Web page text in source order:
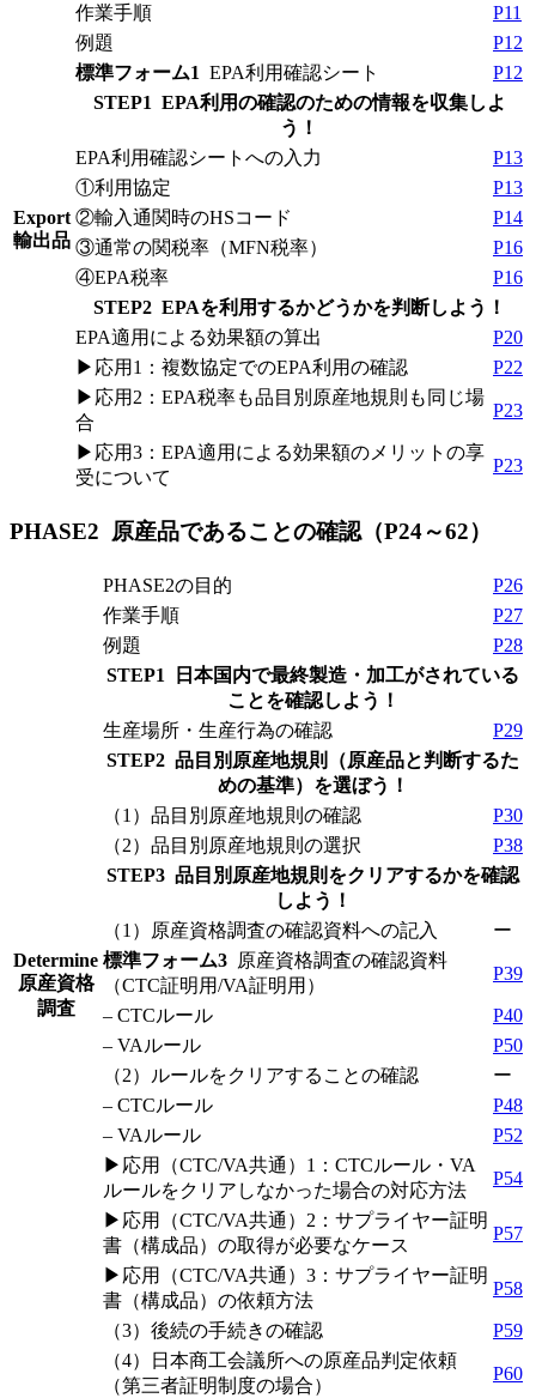
Export
輸出品
作業手順
P11
例題
P12
標準フォーム1 EPA利用確認シート
P12
STEP1 EPA利用の確認のための情報を収集しよ
う！
EPA利用確認シートへの入力
P13
①利用協定
P13
②輸入通関時のHSコード
P14
③通常の関税率（MFN税率）
P16
④EPA税率
P16
STEP2 EPAを利用するかどうかを判断しよう！
EPA適用による効果額の算出
P20
▶応用1：複数協定でのEPA利用の確認
P22
▶応用2：EPA税率も品目別原産地規則も同じ場
合
P23
▶応用3：EPA適用による効果額のメリットの享
受について
P23
PHASE2 原産品であることの確認（P24～62）
Determine
原産資格
調査
PHASE2の目的
P26
作業手順
P27
例題
P28
STEP1 日本国内で最終製造・加工がされている
ことを確認しよう！
生産場所・生産行為の確認
P29
STEP2 品目別原産地規則（原産品と判断するた
めの基準）を選ぼう！
（1）品目別原産地規則の確認
P30
（2）品目別原産地規則の選択
P38
STEP3 品目別原産地規則をクリアするかを確認
しよう！
（1）原産資格調査の確認資料への記入
ー
標準フォーム3 原産資格調査の確認資料
（CTC証明用/VA証明用）
P39
– CTCルール
P40
– VAルール
P50
（2）ルールをクリアすることの確認
ー
– CTCルール
P48
– VAルール
P52
▶応用（CTC/VA共通）1：CTCルール・VA
ルールをクリアしなかった場合の対応方法
P54
▶応用（CTC/VA共通）2：サプライヤー証明
書（構成品）の取得が必要なケース
P57
▶応用（CTC/VA共通）3：サプライヤー証明
書（構成品）の依頼方法
P58
（3）後続の手続きの確認
P59
（4）日本商工会議所への原産品判定依頼
（第三者証明制度の場合）
P60